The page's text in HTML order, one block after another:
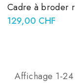
Cadre à broder
160 mm PRPRF160
129,00 CHF
Affichage 1-